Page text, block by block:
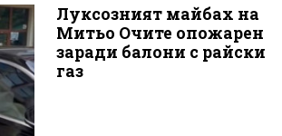
Луксозният майбах на
Митьо Очите опожарен
заради балони с райски
газ